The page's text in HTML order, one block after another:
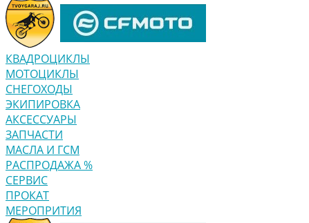
КВАДРОЦИКЛЫ
МОТОЦИКЛЫ
СНЕГОХОДЫ
ЭКИПИРОВКА
АКСЕССУАРЫ
ЗАПЧАСТИ
МАСЛА И ГСМ
РАСПРОДАЖА %
СЕРВИС
ПРОКАТ
МЕРОПРИТИЯ